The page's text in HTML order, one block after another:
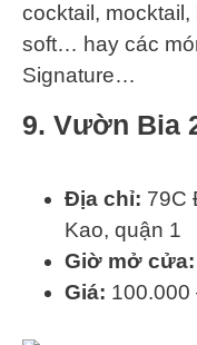
cocktail,
soft… hay các
Signature…
9. Vườn Bia
Địa chỉ: 79C
Kao, quận 1
Giờ mở cửa:
Giá: 100.000